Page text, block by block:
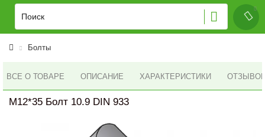
Болты
ВСЕ О ТОВАРЕ ОПИСАНИЕ ХАРАКТЕРИСТИКИ ОТЗЫВОВ
M12*35 Болт 10.9 DIN 933